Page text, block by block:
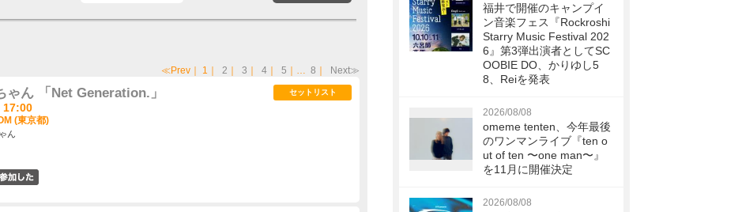
≪Prev ｜ 1 ｜ 2 ｜ 3 ｜ 4 ｜ 5 ｜… 8 ｜ Next≫
ゃん 「Net Generation.」
(東京都)
ん
セットリスト
福井で開催のキャンプイ
ン音楽フェス『Rockroshi
Starry Music Festival 202
6』第3弾出演者としてSC
OOBIE DO、かりゆし5
8、Reiを発表
2026/08/08
omeme tenten、今年最後
のワンマンライブ『ten o
ut of ten 〜one man〜』
を11月に開催決定
2026/08/08